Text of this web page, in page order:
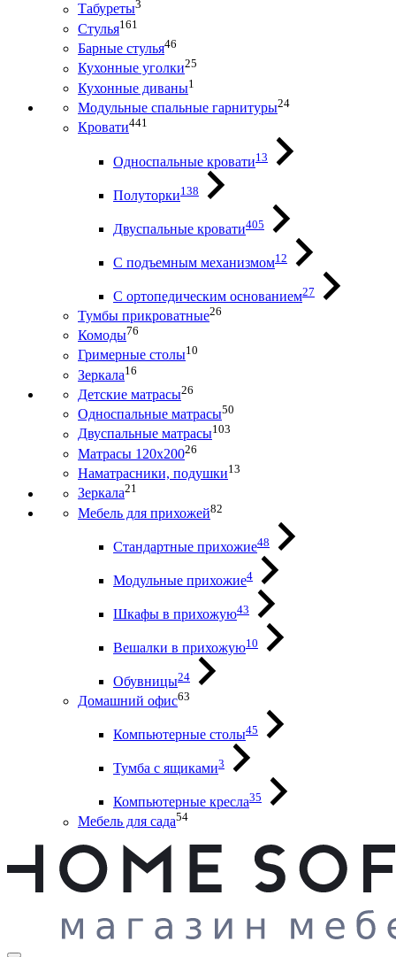
Табуреты3
Стулья161
Барные стулья46
Кухонные уголки25
Кухонные диваны1
Модульные спальные гарнитуры24
Кровати441
Односпальные кровати13
Полуторки138
Двуспальные кровати405
С подъемным механизмом12
С ортопедическим основанием27
Тумбы прикроватные26
Комоды76
Гримерные столы10
Зеркала16
Детские матрасы26
Односпальные матрасы50
Двуспальные матрасы103
Матрасы 120х20026
Наматрасники, подушки13
Зеркала21
Мебель для прихожей82
Стандартные прихожие48
Модульные прихожие4
Шкафы в прихожую43
Вешалки в прихожую10
Обувницы24
Домашний офис63
Компьютерные столы45
Тумба с ящиками3
Компьютерные кресла35
Мебель для сада54